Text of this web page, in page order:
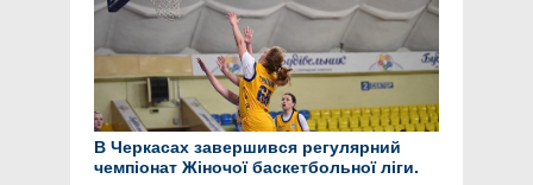
В Черкасах завершився регулярний
чемпіонат Жіночої баскетбольної ліги.